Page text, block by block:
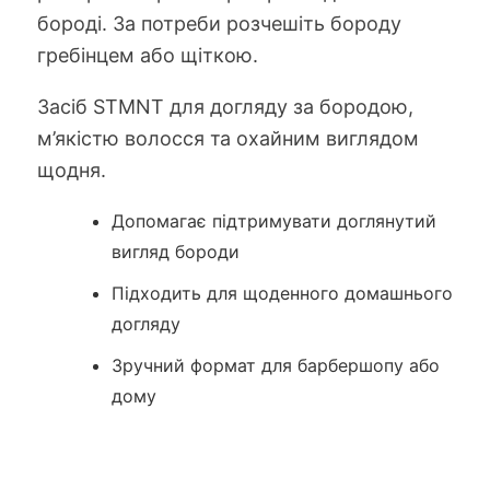
бороді. За потреби розчешіть бороду
гребінцем або щіткою.
Засіб STMNT для догляду за бородою,
м’якістю волосся та охайним виглядом
щодня.
Допомагає підтримувати доглянутий
вигляд бороди
Підходить для щоденного домашнього
догляду
Зручний формат для барбершопу або
дому